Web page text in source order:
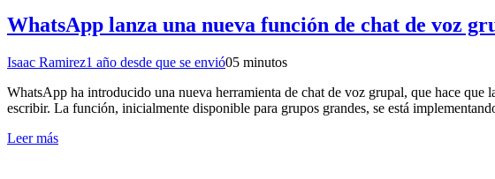
WhatsApp lanza una nueva función de chat de voz
Isaac Ramirez1 año desde que se envió05 minutos
WhatsApp ha introducido una nueva herramienta de chat de voz grupal, que hace que
escribir. La función, inicialmente disponible para grupos grandes, se está
Leer más